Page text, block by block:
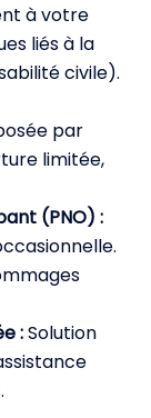
à votre
liés à la
civile).
par
limitée,
(PNO) :
:Solution